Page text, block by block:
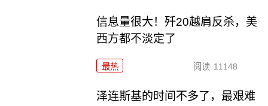
信息量很大！歼20越肩反杀，美
西方都不淡定了
最热 阅读 11148
泽连斯基的时间不多了，最艰难